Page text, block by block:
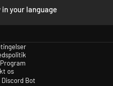
your language
os
Bot